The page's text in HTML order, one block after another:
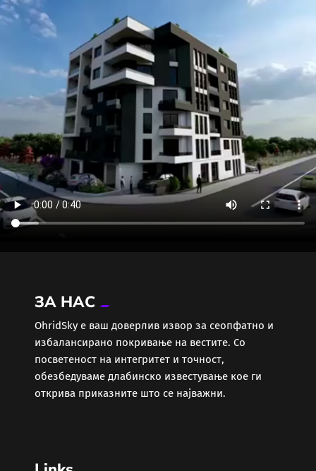
ЗА НАС
ОhridSky е ваш доверлив извор за сеопфатно и
избалансирано покривање на вестите. Со
посветеност на интегритет и точност,
обезбедуваме длабинско известување кое ги
открива приказните што се најважни.